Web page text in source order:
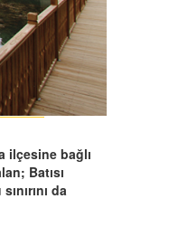
ilçesine bağlı
Batısı
da